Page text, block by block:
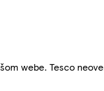
webe. Tesco